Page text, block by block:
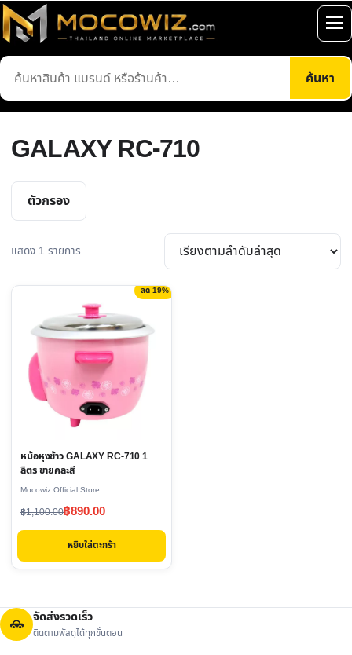
ข้าม
ไป
เนื้อหา
ค้นหา
สินค้า
ค้นหา
เปิ
เม
GALAXY RC-710
ตัวกรอง
แสดง 1 รายการ
ลด 19%
หม้อหุงข้าว GALAXY RC-710 1
ลิตร ขายคละสี
Mocowiz Official Store
฿1,100.00
Original
price
฿1,100.00.
฿890.00
Current
price
฿890.00.
หยิบใส่ตะกร้า
จัดส่งรวดเร็ว
ติดตามพัสดุได้ทุกขั้นตอน